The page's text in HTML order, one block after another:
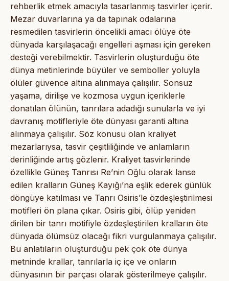
rehberlik etmek amacıyla tasarlanmış tasvirler içerir.
Mezar duvarlarına ya da tapınak odalarına
resmedilen tasvirlerin öncelikli amacı ölüye öte
dünyada karşılaşacağı engelleri aşması için gereken
desteği verebilmektir. Tasvirlerin oluşturduğu öte
dünya metinlerinde büyüler ve semboller yoluyla
ölüler güvence altına alınmaya çalışılır. Sonsuz
yaşama, dirilişe ve kozmosa uygun içeriklerle
donatılan ölünün, tanrılara adadığı sunularla ve iyi
davranış motifleriyle öte dünyası garanti altına
alınmaya çalışılır. Söz konusu olan kraliyet
mezarlarıysa, tasvir çeşitliliğinde ve anlamların
derinliğinde artış gözlenir. Kraliyet tasvirlerinde
özellikle Güneş Tanrısı Re’nin Oğlu olarak lanse
edilen kralların Güneş Kayığı’na eşlik ederek günlük
döngüye katılması ve Tanrı Osiris’le özdeşleştirilmesi
motifleri ön plana çıkar. Osiris gibi, ölüp yeniden
dirilen bir tanrı motifiyle özdeşleştirilen kralların öte
dünyada ölümsüz olacağı fikri vurgulanmaya çalışılır.
Bu anlatıların oluşturduğu pek çok öte dünya
metninde krallar, tanrılarla iç içe ve onların
dünyasının bir parçası olarak gösterilmeye çalışılır.